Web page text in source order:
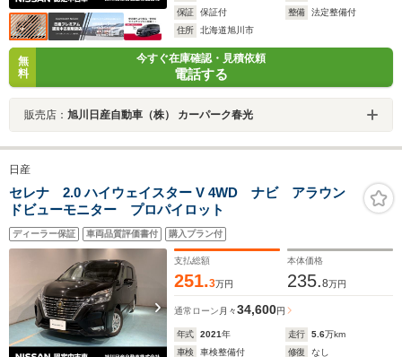
保証
保証付 整備
法定整備付
住所
北海道旭川市
無
料
今すぐ在庫確認・見積依頼
電話する
販売店： 旭川日産自動車（株） カーパーク春光
日産
セレナ 2.0 ハイウェイスター V 4WD ナビ アラウン
ドビューモニター プロパイロット
ディーラー保証 車両品質評価書付 購入プラン付
支払総額
251.3万円
本体価格
235.8万円
通常ローン 月々34,600円
年式 2021年 走行 5.6万km
車検
車検整備付 修復 なし